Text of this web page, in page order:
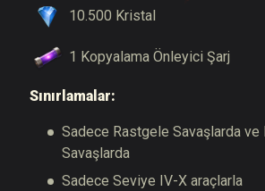
10.500 Kristal
1 Kopyalama Önleyici Şarj
Sınırlamalar:
Sadece Rastgele Savaşlarda ve
Savaşlarda
Sadece Seviye IV-X araçlarla